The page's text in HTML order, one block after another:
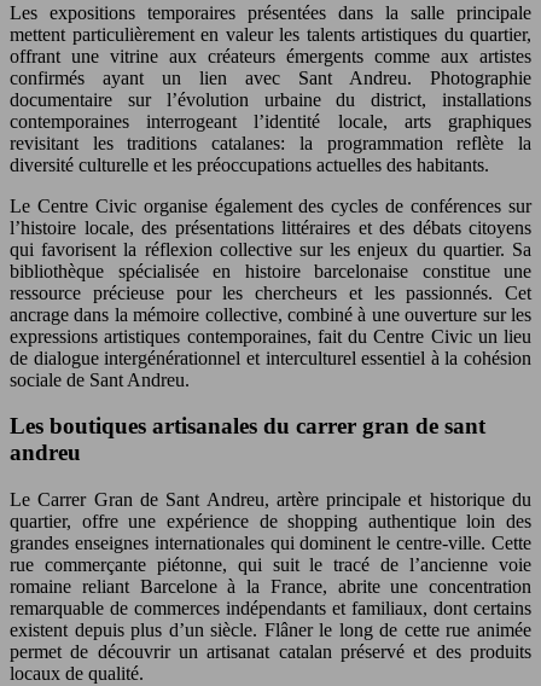
Les expositions temporaires présentées dans la salle principale
mettent particulièrement en valeur les talents artistiques du quartier,
offrant une vitrine aux créateurs émergents comme aux artistes
confirmés ayant un lien avec Sant Andreu. Photographie
documentaire sur l’évolution urbaine du district, installations
contemporaines interrogeant l’identité locale, arts graphiques
revisitant les traditions catalanes: la programmation reflète la
diversité culturelle et les préoccupations actuelles des habitants.
Le Centre Civic organise également des cycles de conférences sur
l’histoire locale, des présentations littéraires et des débats citoyens
qui favorisent la réflexion collective sur les enjeux du quartier. Sa
bibliothèque spécialisée en histoire barcelonaise constitue une
ressource précieuse pour les chercheurs et les passionnés. Cet
ancrage dans la mémoire collective, combiné à une ouverture sur les
expressions artistiques contemporaines, fait du Centre Civic un lieu
de dialogue intergénérationnel et interculturel essentiel à la cohésion
sociale de Sant Andreu.
Les boutiques artisanales du carrer gran de sant
andreu
Le Carrer Gran de Sant Andreu, artère principale et historique du
quartier, offre une expérience de shopping authentique loin des
grandes enseignes internationales qui dominent le centre-ville. Cette
rue commerçante piétonne, qui suit le tracé de l’ancienne voie
romaine reliant Barcelone à la France, abrite une concentration
remarquable de commerces indépendants et familiaux, dont certains
existent depuis plus d’un siècle. Flâner le long de cette rue animée
permet de découvrir un artisanat catalan préservé et des produits
locaux de qualité.